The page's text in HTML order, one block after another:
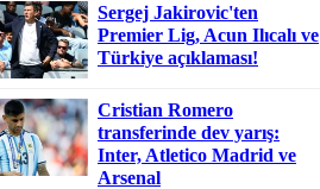
Sergej Jakirovic'ten
Premier Lig, Acun Ilıcalı ve
Türkiye açıklaması!
Cristian Romero
transferinde dev yarış:
Inter, Atletico Madrid ve
Arsenal